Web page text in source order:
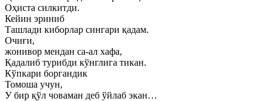
Оҳиста силкитди.
Кейин эриниб
Ташлади киборлар сингари қадам.
Очиғи,
жонивор мендан са-ал хафа,
Қадалиб турибди кўнглига тикан.
Кўпкари боргандик
Томоша учун,
У бир қўл човаман деб ўйлаб экан…